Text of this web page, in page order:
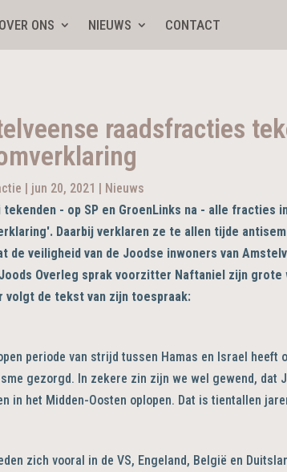
OVER ONS NIEUWS CONTACT
raadsfracties
| jun 20, 2021 | Nieuws
tekenden - op SP en GroenLinks na - alle fracties
Daarbij verklaren ze te allen tijde
de veiligheid van de Joodse inwoners van
Overleg sprak voorzitter Naftaniel zijn
volgt de tekst van zijn toespraak:
periode van strijd tussen Hamas en Israel heeft
gezorgd. In zekere zin zijn we wel gewend, dat
in het Midden-Oosten oplopen. Dat is tientallen
zich vooral in de VS, Engeland, België en